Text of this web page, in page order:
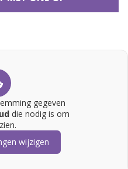
gegeven
die nodig is om
wijzigen